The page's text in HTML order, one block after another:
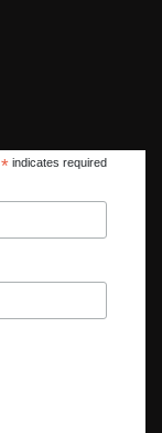
*indicates required